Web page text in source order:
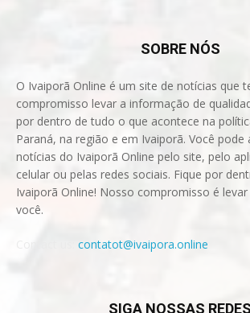
SOBRE NÓS
O Ivaiporã Online é um site de notícias que
compromisso levar a informação de
por dentro de tudo o que acontece na
Paraná, na região e em Ivaiporã. Você pode
notícias do Ivaiporã Online pelo site, pelo
celular ou pelas redes sociais. Fique por
Ivaiporã Online! Nosso compromisso é
você.
contatot@ivaipora.online
SIGA NOSSAS REDES